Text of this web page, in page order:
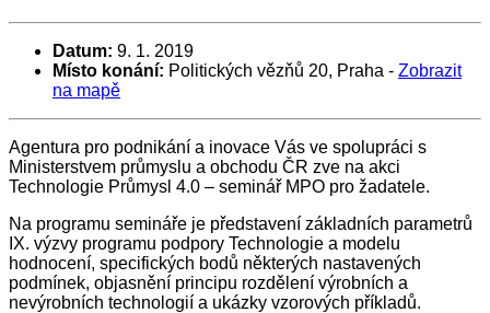
Datum: 9. 1. 2019
Místo konání: Politických vězňů 20, Praha - Zobrazit
na mapě
Agentura pro podnikání a inovace Vás ve spolupráci s
Ministerstvem průmyslu a obchodu ČR zve na akci
Technologie Průmysl 4.0 – seminář MPO pro žadatele.
Na programu semináře je představení základních parametrů
IX. výzvy programu podpory Technologie a modelu
hodnocení, specifických bodů některých nastavených
podmínek, objasnění principu rozdělení výrobních a
nevýrobních technologií a ukázky vzorových příkladů.